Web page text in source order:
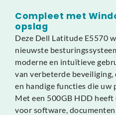
Compleet met
opslag
Deze Dell Latitude E5570
nieuwste
moderne en intuïtieve
van verbeterde
en handige functies die
Met een 500GB HDD
voor software,